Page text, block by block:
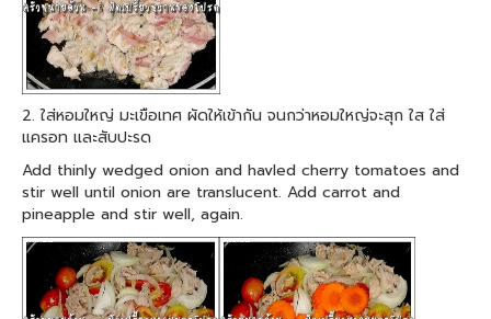
2. ใส่หอมใหญ่ มะเขือเทศ ผัดให้เข้ากัน จนกว่าหอมใหญ่จะสุก ใส ใส่
แครอท และสับปะรด
Add thinly wedged onion and havled cherry tomatoes and
stir well until onion are translucent. Add carrot and
pineapple and stir well, again.